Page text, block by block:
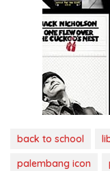
back to school
palembang icon